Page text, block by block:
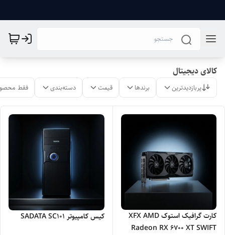
کالای دیجیتال
پربازدیدترین برندها قیمت دسته‌بندی فقط
کارت گرافیک استوک XFX AMD
Radeon RX 6700 XT SWIFT
کیس کامپیوتر SADATA SC101